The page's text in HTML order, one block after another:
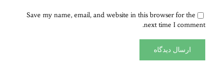
Save my name, email, and website in this browser for the
next time I comment.